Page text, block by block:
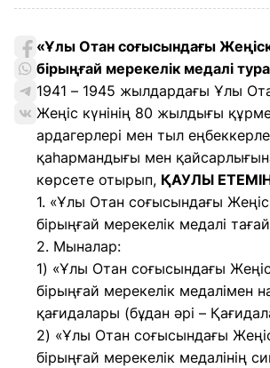
«Ұлы Отан соғысындағы
бірыңғай мерекелік медалі
1941 – 1945 жылдардағы Ұлы
Жеңіс күнінің 80 жылдығы
ардагерлері мен тыл
қаһармандығы мен
көрсете отырып, ҚАУЛЫ
1. «Ұлы Отан соғысындағы
бірыңғай мерекелік медалі
2. Мыналар:
1) «Ұлы Отан соғысындағы
бірыңғай мерекелік медалімен
қағидалары (бұдан әрі –
2) «Ұлы Отан соғысындағы
бірыңғай мерекелік медалінің